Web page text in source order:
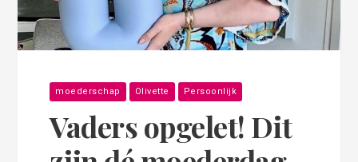
moederschap Olivette Persoonlijk
Vaders opgelet! Dit